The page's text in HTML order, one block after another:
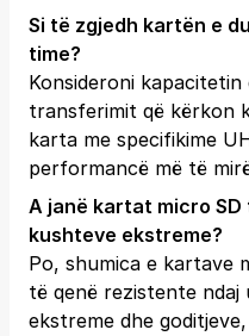
Si të zgjedh kartën e
time?
Konsideroni kapacitetin
transferimit që kërkon
karta me specifikime
performancë më të
A janë kartat micro
kushteve ekstreme?
Po, shumica e kartave
të qenë rezistente
ekstreme dhe